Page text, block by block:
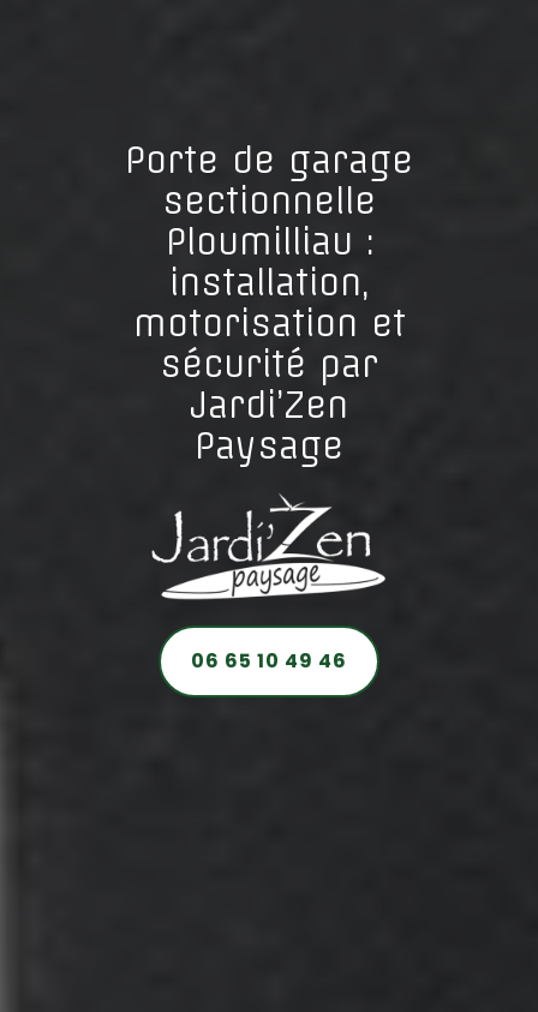
Porte de garage
sectionnelle
Ploumilliau :
installation,
motorisation et
sécurité par
Jardi’Zen
Paysage
06 65 10 49 46